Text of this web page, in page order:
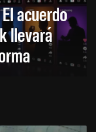
acuerdo
llevará